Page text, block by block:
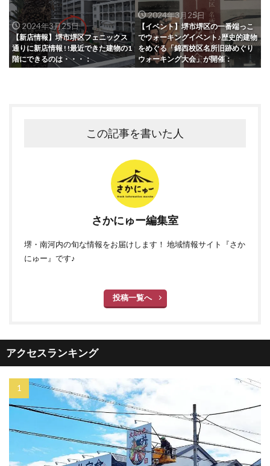
2024年3月25日
【新店情報】堺市堺区フェニックス
通りに新店情報 ! !最近できた建物の1
階にできるのは・・・：
2024年3月25日
【イベント】堺市堺区の一番端っこ
でウォーキングイベント♪歴史的建物
をめぐる「錦西校区名所旧跡めぐり
ウォーキング大会」が開催：
この記事を書いた人
さかにゅー編集室
堺・南河内の旬な情報をお届けします！ 地域情報サイト『さか
にゅー』です♪
投稿一覧へ
アクセスランキング